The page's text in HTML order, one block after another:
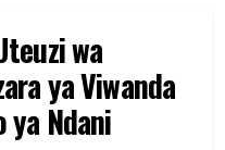
wa
ya Viwanda
ya Ndani